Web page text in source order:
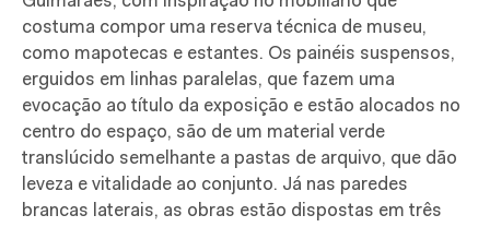
costuma compor uma reserva técnica de museu,
como mapotecas e estantes. Os painéis suspensos,
erguidos em linhas paralelas, que fazem uma
evocação ao título da exposição e estão alocados no
centro do espaço, são de um material verde
translúcido semelhante a pastas de arquivo, que dão
leveza e vitalidade ao conjunto. Já nas paredes
brancas laterais, as obras estão dispostas em três